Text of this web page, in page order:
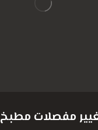
مفصلات مطبخ